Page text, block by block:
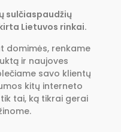
sulčiaspaudžių
Lietuvos rinkai.
domimės, renkame
ir naujoves
savo klientų
kitų interneto
tai, ką tikrai gerai